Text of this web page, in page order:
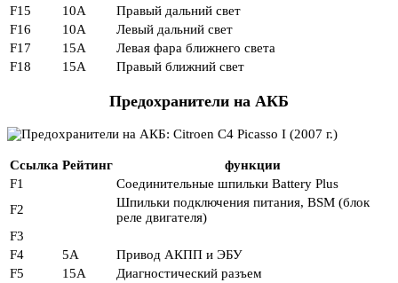
F15
10А
Правый дальний свет
F16
10А
Левый дальний свет
F17
15А
Левая фара ближнего света
F18
15А Правый ближний свет
Предохранители на АКБ
Ссылка Рейтинг
функции
F1
Соединительные шпильки Battery Plus
F2
Шпильки подключения питания, BSM (блок
реле двигателя)
F3
F4
5A
Привод АКПП и ЭБУ
F5
15А
Диагностический разъем